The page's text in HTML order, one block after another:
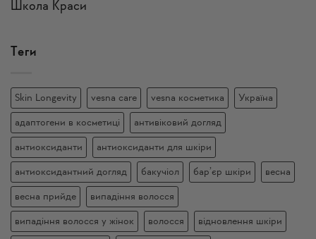
Школа Краси
Теги
Skin Longevity vesna care vesna косметика Україна
адаптогени в косметиці антивіковий догляд
антиоксиданти антиоксиданти для шкіри
антиоксидантний догляд бакучіол бар’єр шкіри весна
весна прийде випадіння волосся
випадіння волосся у жінок волосся відновлення шкіри